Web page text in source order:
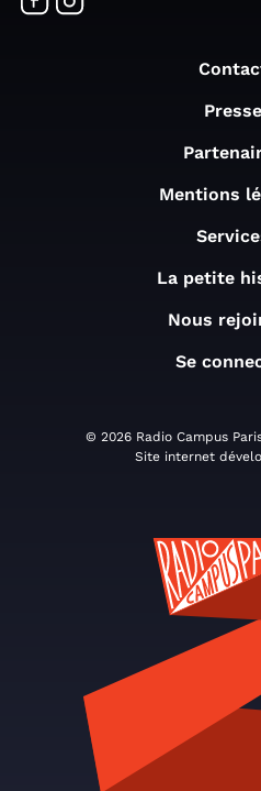
Presse
Mentions
La petite
Nous
Se
© 2026 Radio Campus
Site internet